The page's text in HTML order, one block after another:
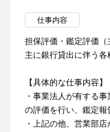
仕事内容
担保評価・鑑定評価（
主に銀行貸出に伴う
【具体的な仕事内容】
・事業法人が有する
の評価を行い、鑑定報
・上記の他、営業部